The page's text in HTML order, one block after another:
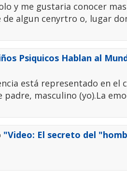
y me gustaria conocer
algun cenyrtro o, lugar
Psiquicos Hablan al
está representado en el
masculino (yo).La
"Video: El secreto del